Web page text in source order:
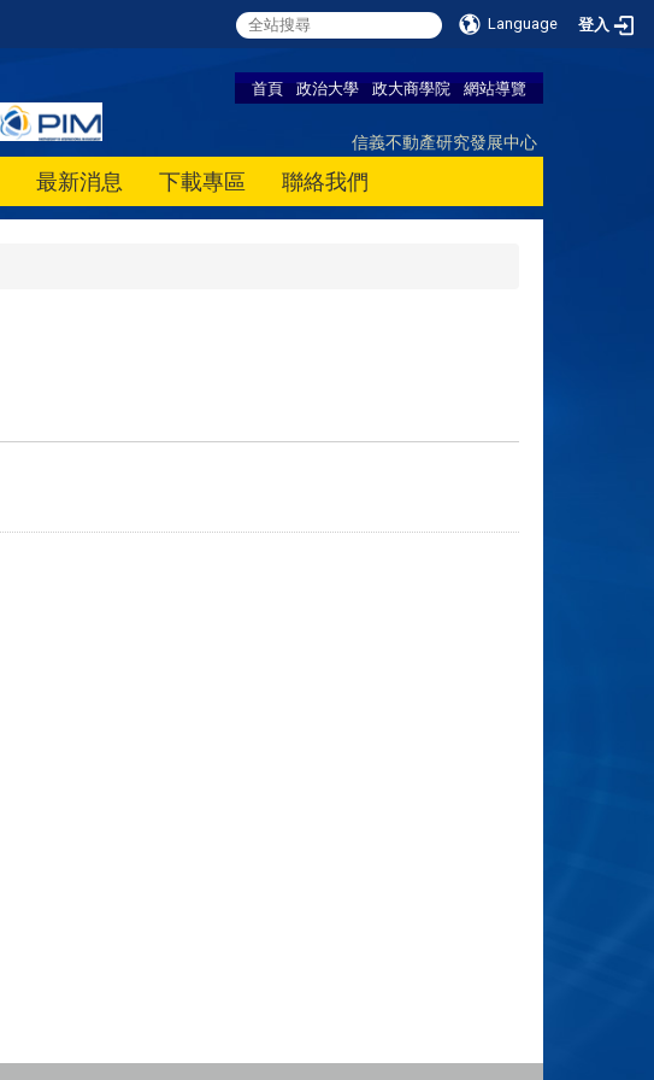
Language 登入
首頁 政治大學 政大商學院 網站導覽
信義不動產研究發展中心
最新消息 下載專區 聯絡我們